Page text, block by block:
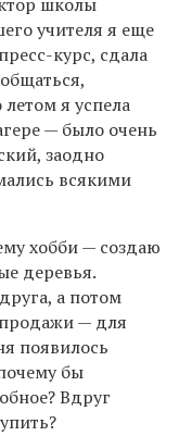
школы
учителя я еще
курс, сдала
я успела
— было очень
заодно
всякими
хобби — создаю
деревья.
а потом
— для
появилось
бы
Вдруг